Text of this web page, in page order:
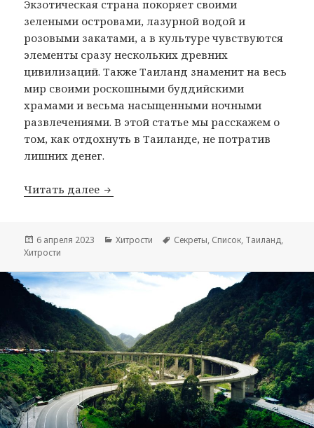
Экзотическая страна покоряет своими
зелеными островами, лазурной водой и
розовыми закатами, а в культуре чувствуются
элементы сразу нескольких древних
цивилизаций. Также Таиланд знаменит на весь
мир своими роскошными буддийскими
храмами и весьма насыщенными ночными
развлечениями. В этой статье мы расскажем о
том, как отдохнуть в Таиланде, не потратив
лишних денег.
Читать далее Хитрости экономного Таиланда
Опубликовано
6 апреля 2023 Рубрики
Хитрости Метки
Секреты, Список, Таиланд,
Хитрости